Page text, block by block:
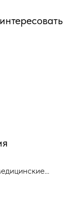
1
S(II) 1
носок